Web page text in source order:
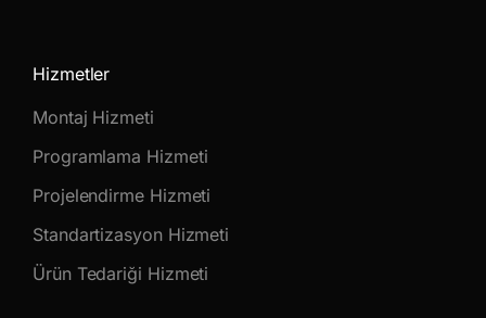
Hizmetler
Montaj Hizmeti
Programlama Hizmeti
Projelendirme Hizmeti
Standartizasyon Hizmeti
Ürün Tedariği Hizmeti